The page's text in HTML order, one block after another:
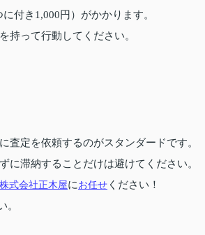
付き1,000円）がかかります。
持って行動してください。
査定を依頼するのがスタンダードです。
に滞納することだけは避けてください。
株式会社正木屋にお任せ ください！
。